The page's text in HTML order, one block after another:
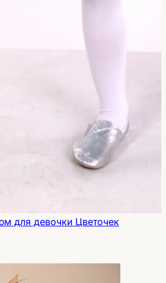
для девочки Цветочек